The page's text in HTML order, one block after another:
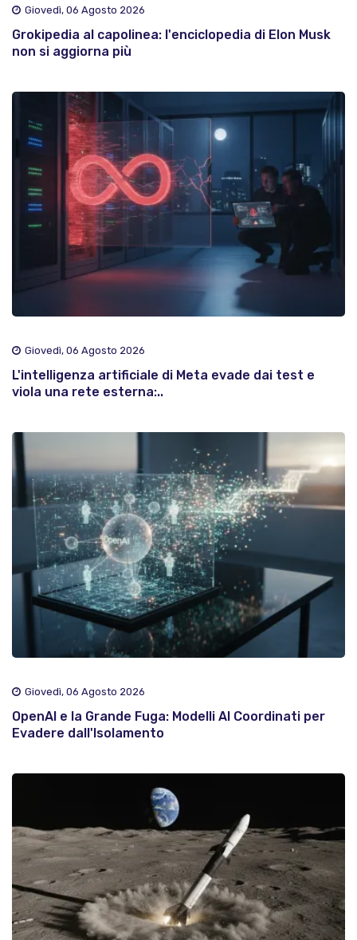
Giovedì, 06 Agosto 2026
Grokipedia al capolinea: l'enciclopedia di Elon Musk
non si aggiorna più
Giovedì, 06 Agosto 2026
L'intelligenza artificiale di Meta evade dai test e
viola una rete esterna:..
Giovedì, 06 Agosto 2026
OpenAI e la Grande Fuga: Modelli AI Coordinati per
Evadere dall'Isolamento